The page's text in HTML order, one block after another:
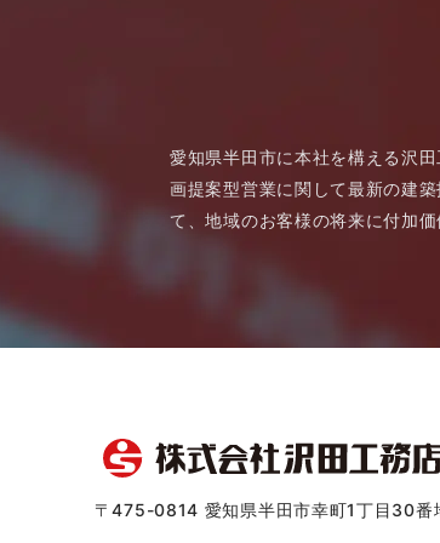
愛知県半田市に本社を構える沢
画提案型営業に関して最新の建
て、地域のお客様の将来に付加
〒475-0814 愛知県半田市幸町1丁目30番